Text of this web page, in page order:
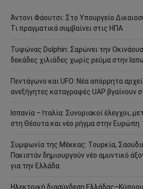
Άντονι Φάουτσι: Στο Υπουργείο
Τι πραγματικά συμβαίνει στις ΗΠΑ
Τυφώνας Dolphin: Σαρώνει την
δεκάδες χιλιάδες χωρίς ρεύμα στην
Πεντάγωνο και UFO: Νέα απόρρητα
ανεξήγητες καταγραφές UAP βγαίνουν
Ισπανία – Ιταλία: Συνοριακοί έλεγχοι,
στη Θέουτα και νέο ρήγμα στην Ευρώπη
Συμφωνία της Μέκκας: Τουρκία,
Πακιστάν δημιουργούν νέο αμυντικό
για την Ελλάδα
Ηλεκτρική διασύνδεση